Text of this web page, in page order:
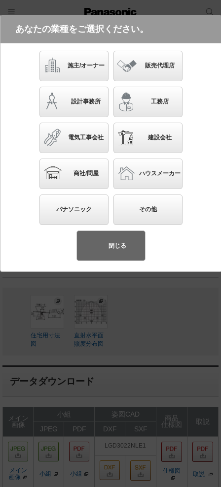
電気・建築設備（ビジネス）
フリーワード
品番・キーワード
かんたん照度計算
LGD3022N LE1
天井埋込型 LED（昼白色） ダウンライト 浅型9H・
高気密SB形・ビーム角24度・集光タイプ 埋込穴φ75
110Vダイクール電球100形1灯器具相当
◆希望小売価格 15,600 円（税抜）
住宅用寸法
図
直射水平面
照度分布図
データダウンロード
メイン
画像
小組 姿図CAD
商品
仕様図
取説
JPEG
PDF DXF SXF
メイン
画像
小組 小組
LGD3022NLE1
仕様図 取説
あなたの業種をご選択ください。
施主/オーナー 販売代理店
設計事務所 工務店
電気工事会社 建設会社
商社/問屋 ハウスメーカー
パナソニック その他
閉じる